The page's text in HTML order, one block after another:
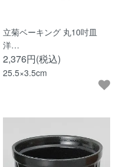
立菊ベーキング 丸10吋皿
洋…
2,376円(税込)
25.5×3.5cm